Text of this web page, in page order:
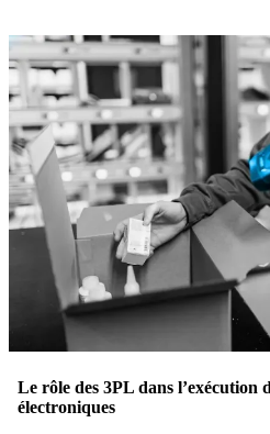
Le rôle des 3PL dans l’exécution
électroniques